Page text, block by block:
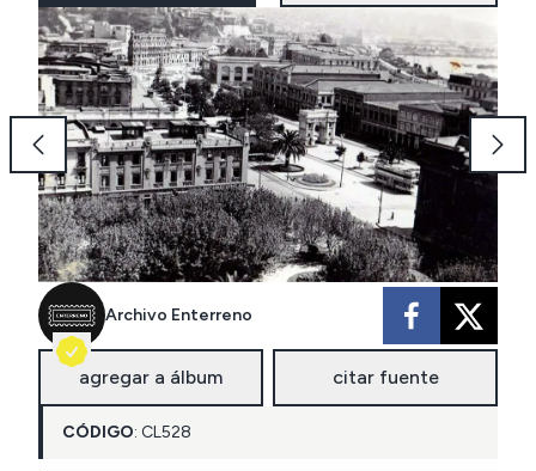
Archivo Enterreno
agregar a álbum citar fuente
CÓDIGO: CL528